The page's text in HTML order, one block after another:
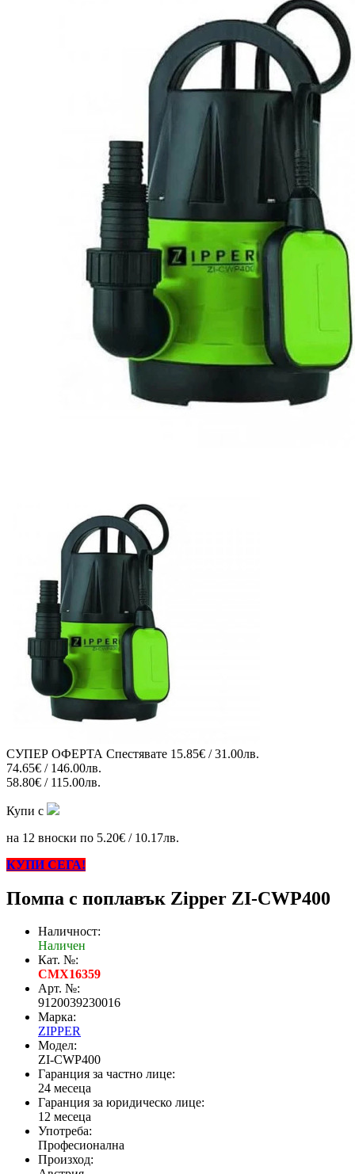
СУПЕР ОФЕРТА Спестявате 15.85€ / 31.00лв.
74.65€ / 146.00лв.
58.80€ / 115.00лв.
Купи с
на 12 вноски по 5.20€ / 10.17лв.
КУПИ СЕГА!
Помпа с поплавък Zipper ZI-CWP400
Наличност:
Наличен
Кат. №:
CMX16359
Арт. №:
9120039230016
Марка:
ZIPPER
Модел:
ZI-CWP400
Гаранция за частно лице:
24 месеца
Гаранция за юридическо лице:
12 месеца
Употреба:
Професионална
Произход: